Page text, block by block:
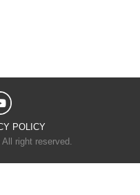
POLICY
right reserved.